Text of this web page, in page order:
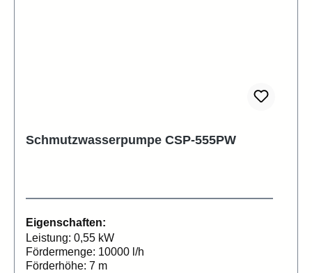
Schmutzwasserpumpe CSP-555PW
Eigenschaften:
Leistung: 0,55 kW
Fördermenge: 10000 l/h
Förderhöhe: 7 m